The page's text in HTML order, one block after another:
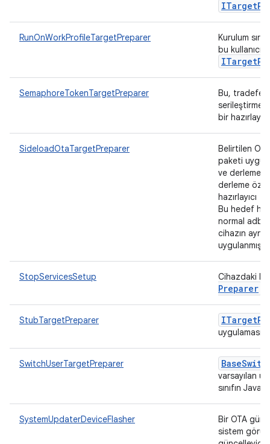
ITarget
RunOnWorkProfileTargetPreparer
Kurulum
bu
ITarget
SemaphoreTokenTargetPreparer
Bu, tradefed
serileştirmek
bir
SideloadOtaTargetPreparer
Belirtilen
paketi
ve derleme
derleme
hazırlayıcı
Bu hedef
normal adb
cihazın
uygulanmış
StopServicesSetup Cihazdaki
Preparer
StubTargetPreparer ITarget
uygulaması.
SwitchUserTargetPreparer Base
varsayılan
sınıfın
SystemUpdaterDeviceFlasher
Bir OTA
sistem